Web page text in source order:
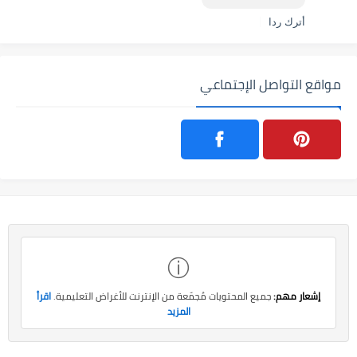
أترك ردا
مواقع التواصل الإجتماعي
ⓘ
إشعار مهم:جميع المحتويات مُجمّعة من الإنترنت للأغراض التعليمية.اقرأ
المزيد